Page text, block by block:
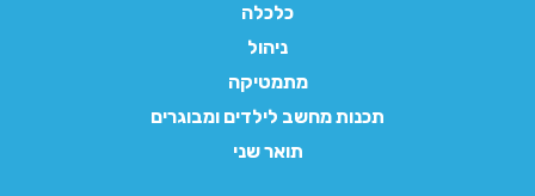
כלכלה
ניהול
מתמטיקה
תכנות מחשב לילדים ומבוגרים
תואר שני